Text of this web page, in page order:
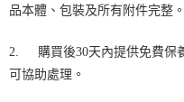
品本體、包裝及所有附件完整。
2.
購買後30天內提供免費保
可協助處理。